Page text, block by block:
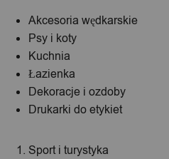
Akcesoria wędkarskie
Psy i koty
Kuchnia
Łazienka
Dekoracje i ozdoby
Drukarki do etykiet
Sport i turystyka